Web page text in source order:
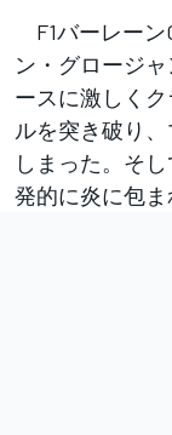
F1バーレーン
ン・グロージ
ースに激しく
ルを突き破り
しまった。そ
発的に炎に包ま